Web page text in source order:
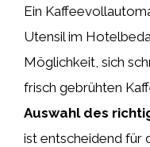
Ein
Utensil im
Möglichkeit, sich
frisch gebrühten
Auswahl des
ist entscheidend für